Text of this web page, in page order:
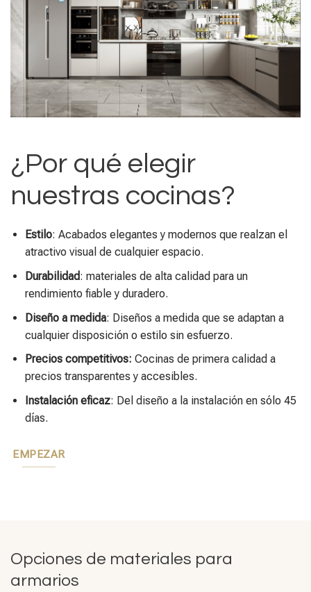
¿Por qué elegir
nuestras cocinas?
Estilo: Acabados elegantes y modernos que realzan el
atractivo visual de cualquier espacio.
Durabilidad: materiales de alta calidad para un
rendimiento fiable y duradero.
Diseño a medida: Diseños a medida que se adaptan a
cualquier disposición o estilo sin esfuerzo.
Precios competitivos: Cocinas de primera calidad a
precios transparentes y accesibles.
Instalación eficaz: Del diseño a la instalación en sólo 45
días.
EMPEZAR
Opciones de materiales para
armarios